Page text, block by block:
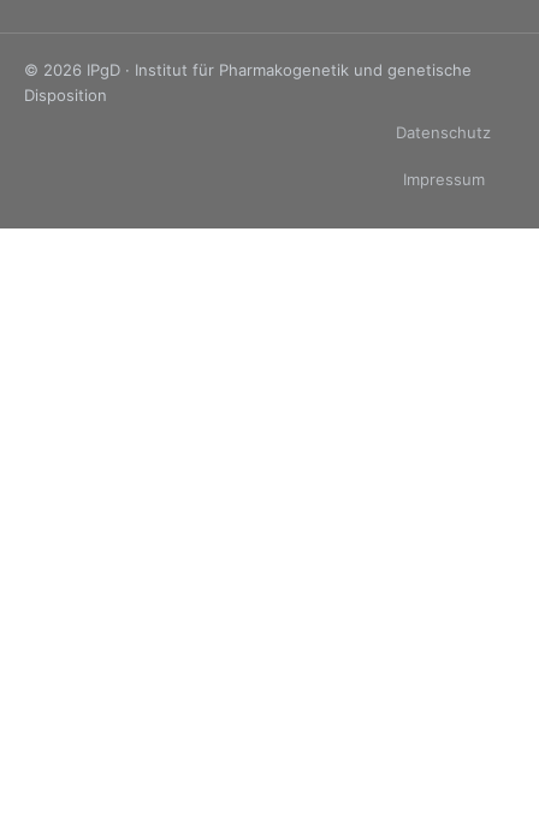
© 2026 IPgD · Institut für Pharmakogenetik und genetische
Disposition
Datenschutz
Impressum